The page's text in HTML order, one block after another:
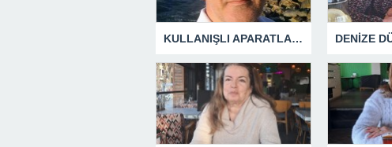
KULLANIŞLI APARATLARIN KAÇINILMAZ SONU !